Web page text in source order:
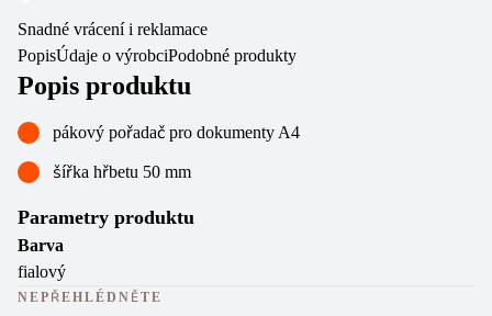
Snadné vrácení i reklamace
PopisÚdaje o výrobciPodobné produkty
Popis produktu
pákový pořadač pro dokumenty A4
šířka hřbetu 50 mm
Parametry produktu
Barva
fialový
NEPŘEHLÉDNĚTE